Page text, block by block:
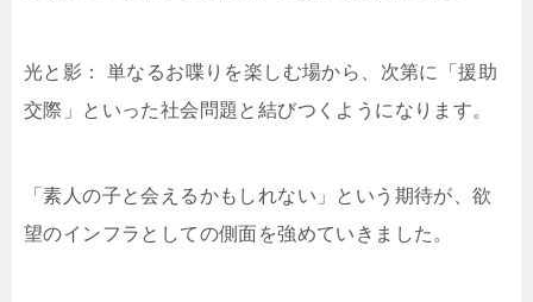
光と影： 単なるお喋りを楽しむ場から、次第に「援助
交際」といった社会問題と結びつくようになります。
「素人の子と会えるかもしれない」という期待が、欲
望のインフラとしての側面を強めていきました。